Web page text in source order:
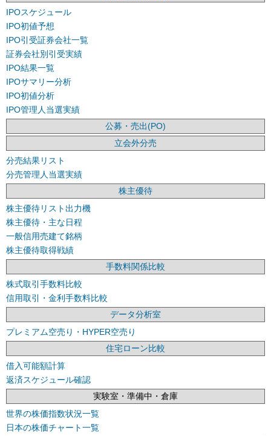
IPOスケジュール
IPO初値予想
IPO引受証券会社一覧
証券会社別引受実績
IPO結果一覧
IPOサマリー分析
IPO初値分析
IPO管理人当選実績
公募・売出(PO)
立会外分売
分売結果リスト
分売管理人当選実績
株主優待
株主優待リスト出力機
株主優待・主な日程
一般信用売建て銘柄
株主優待取得戦績
手数料関係比較
株式取引手数料比較
信用取引・金利手数料比較
データ分析室
プレミアム空売り・HYPER空売り
住宅ローン比較
借入可能額計算
返済スケジュール確認
実験室・準備中・倉庫
世界の株価指数状況一覧
日本の株価チャート一覧